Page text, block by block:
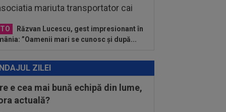
Răzvan Lucescu, gest impresionant în
”Oamenii mari se cunosc și după...
ZILEI
e cea mai bună echipă din lume,
actuală?